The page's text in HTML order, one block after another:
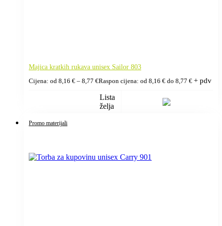
Majica kratkih rukava unisex Sailor 803
Cijena: od 8,16 € – 8,77 €Raspon cijena: od 8,16 € do 8,77 € + pdv
Lista
želja
Promo materijali